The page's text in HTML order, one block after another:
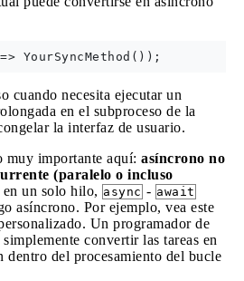
cuando necesita ejecutar un
en el subproceso de la
la interfaz de usuario.
muy importante aquí: asíncrono no
(paralelo o incluso
un solo hilo, async - await
asíncrono. Por ejemplo, vea este
Un programador de
convertir las tareas en
dentro del procesamiento del bucle